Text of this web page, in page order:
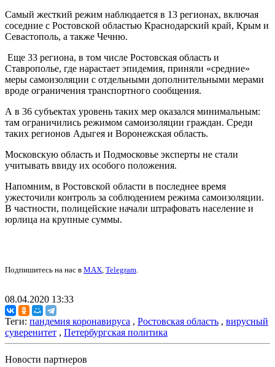
Самый жесткий режим наблюдается в 13 регионах, включая
соседние с Ростовской областью Краснодарский край, Крым и
Севастополь, а также Чечню.
Еще 33 региона, в том числе Ростовская область и
Ставрополье, где нарастает эпидемия, приняли «средние»
меры самоизоляции с отдельными дополнительными мерами
вроде ограничения транспортного сообщения.
А в 36 субъектах уровень таких мер оказался минимальным:
там ограничились режимом самоизоляции граждан. Среди
таких регионов Адыгея и Воронежская область.
Московскую область и Подмосковье эксперты не стали
учитывать ввиду их особого положения.
Напомним, в Ростовской области в последнее время
ужесточили контроль за соблюдением режима самоизоляции.
В частности, полицейские начали штрафовать население и
юрлица на крупные суммы.
Подпишитесь на нас в MAX, Telegram.
08.04.2020 13:33
Теги: пандемия коронавируса , Ростовская область , вирусный
суверенитет , Петербургская политика
Новости партнеров